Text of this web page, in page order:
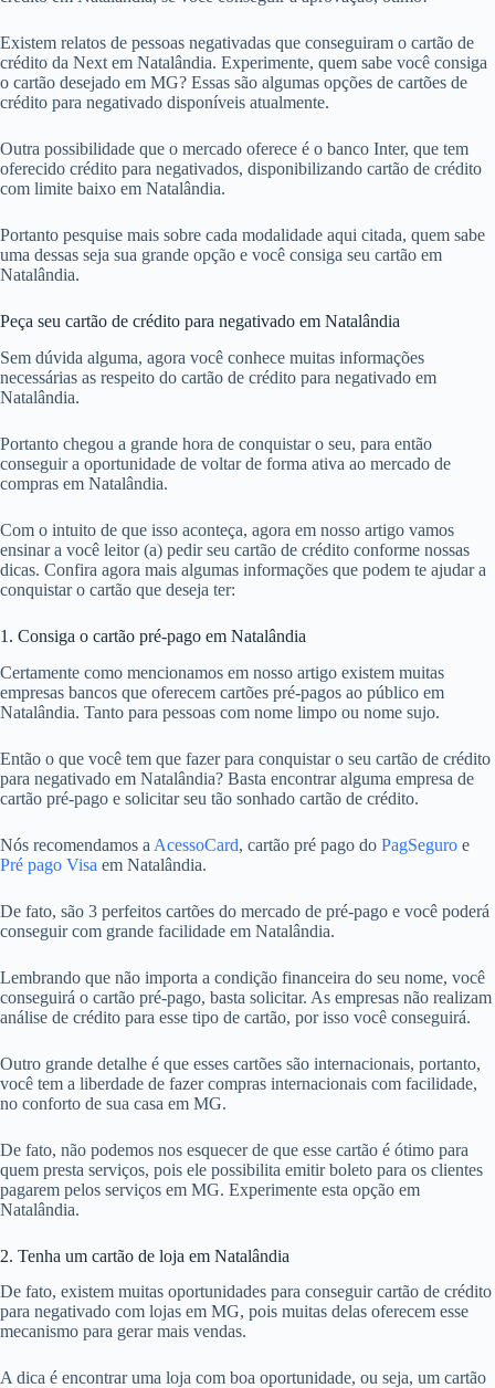
Existem relatos de pessoas negativadas que conseguiram o cartão de
crédito da Next em Natalândia. Experimente, quem sabe você consiga
o cartão desejado em MG? Essas são algumas opções de cartões de
crédito para negativado disponíveis atualmente.
Outra possibilidade que o mercado oferece é o banco Inter, que tem
oferecido crédito para negativados, disponibilizando cartão de crédito
com limite baixo em Natalândia.
Portanto pesquise mais sobre cada modalidade aqui citada, quem sabe
uma dessas seja sua grande opção e você consiga seu cartão em
Natalândia.
Peça seu cartão de crédito para negativado em Natalândia
Sem dúvida alguma, agora você conhece muitas informações
necessárias as respeito do cartão de crédito para negativado em
Natalândia.
Portanto chegou a grande hora de conquistar o seu, para então
conseguir a oportunidade de voltar de forma ativa ao mercado de
compras em Natalândia.
Com o intuito de que isso aconteça, agora em nosso artigo vamos
ensinar a você leitor (a) pedir seu cartão de crédito conforme nossas
dicas. Confira agora mais algumas informações que podem te ajudar a
conquistar o cartão que deseja ter:
1. Consiga o cartão pré-pago em Natalândia
Certamente como mencionamos em nosso artigo existem muitas
empresas bancos que oferecem cartões pré-pagos ao público em
Natalândia. Tanto para pessoas com nome limpo ou nome sujo.
Então o que você tem que fazer para conquistar o seu cartão de crédito
para negativado em Natalândia? Basta encontrar alguma empresa de
cartão pré-pago e solicitar seu tão sonhado cartão de crédito.
Nós recomendamos a AcessoCard, cartão pré pago do PagSeguro e
Pré pago Visa em Natalândia.
De fato, são 3 perfeitos cartões do mercado de pré-pago e você poderá
conseguir com grande facilidade em Natalândia.
Lembrando que não importa a condição financeira do seu nome, você
conseguirá o cartão pré-pago, basta solicitar. As empresas não realizam
análise de crédito para esse tipo de cartão, por isso você conseguirá.
Outro grande detalhe é que esses cartões são internacionais, portanto,
você tem a liberdade de fazer compras internacionais com facilidade,
no conforto de sua casa em MG.
De fato, não podemos nos esquecer de que esse cartão é ótimo para
quem presta serviços, pois ele possibilita emitir boleto para os clientes
pagarem pelos serviços em MG. Experimente esta opção em
Natalândia.
2. Tenha um cartão de loja em Natalândia
De fato, existem muitas oportunidades para conseguir cartão de crédito
para negativado com lojas em MG, pois muitas delas oferecem esse
mecanismo para gerar mais vendas.
A dica é encontrar uma loja com boa oportunidade, ou seja, um cartão